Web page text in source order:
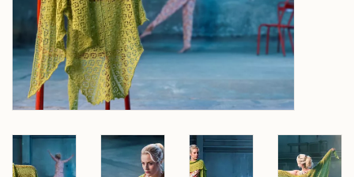
Over wolder